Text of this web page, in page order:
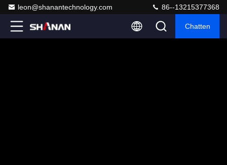
leon@shanantechnology.com 86--13215377368
Chatten